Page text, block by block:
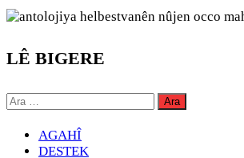
LÊ BIGERE
Arama:
AGAHÎ
DESTEK